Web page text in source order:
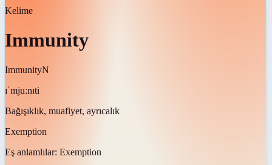
Kelime
Immunity
ImmunityN
ɪˈmjuːnɪti
Bağışıklık, muafiyet, ayrıcalık
Exemption
Eş anlamlılar: Exemption